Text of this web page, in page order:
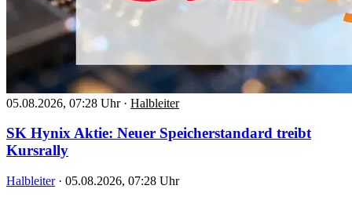
05.08.2026, 07:28 Uhr · Halbleiter
SK Hynix Aktie: Neuer Speicherstandard treibt
Kursrally
Halbleiter · 05.08.2026, 07:28 Uhr